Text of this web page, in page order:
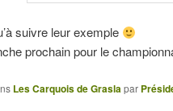
suivre leur exemple
prochain pour le
Les Carquois de Graslapar